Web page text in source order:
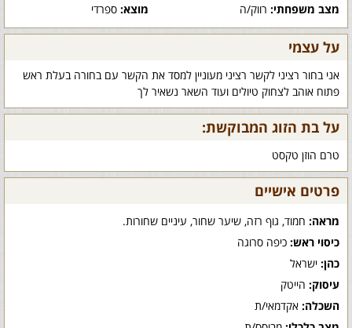
מצב משפחתי: רווק/ה מוצא:ספרדי
על עצמי
אני בחור רציני לקשר רציני מעוניין למסד את הקשר עם בחורה בעלת ראש
פתוח אוהב לצחוק טיולים ועוד השאר נשאיר לך
על בת הזוג המבוקשת:
טרם הוזן טקסט
פרטים אישיים
מראה: חמוד, גוף רזה, שיער שחור, עיניים שחורות.
כיסוי ראש: כיפה סרוגה
כהן: ישראל
עיסוק: הייטק
השכלה: אקדמאי/ת